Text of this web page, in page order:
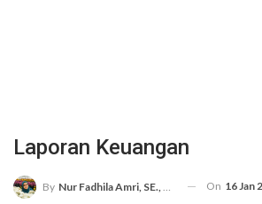
Laporan Keuangan
By Nur Fadhila Amri, SE., Ak., M.Si On 16 Jan